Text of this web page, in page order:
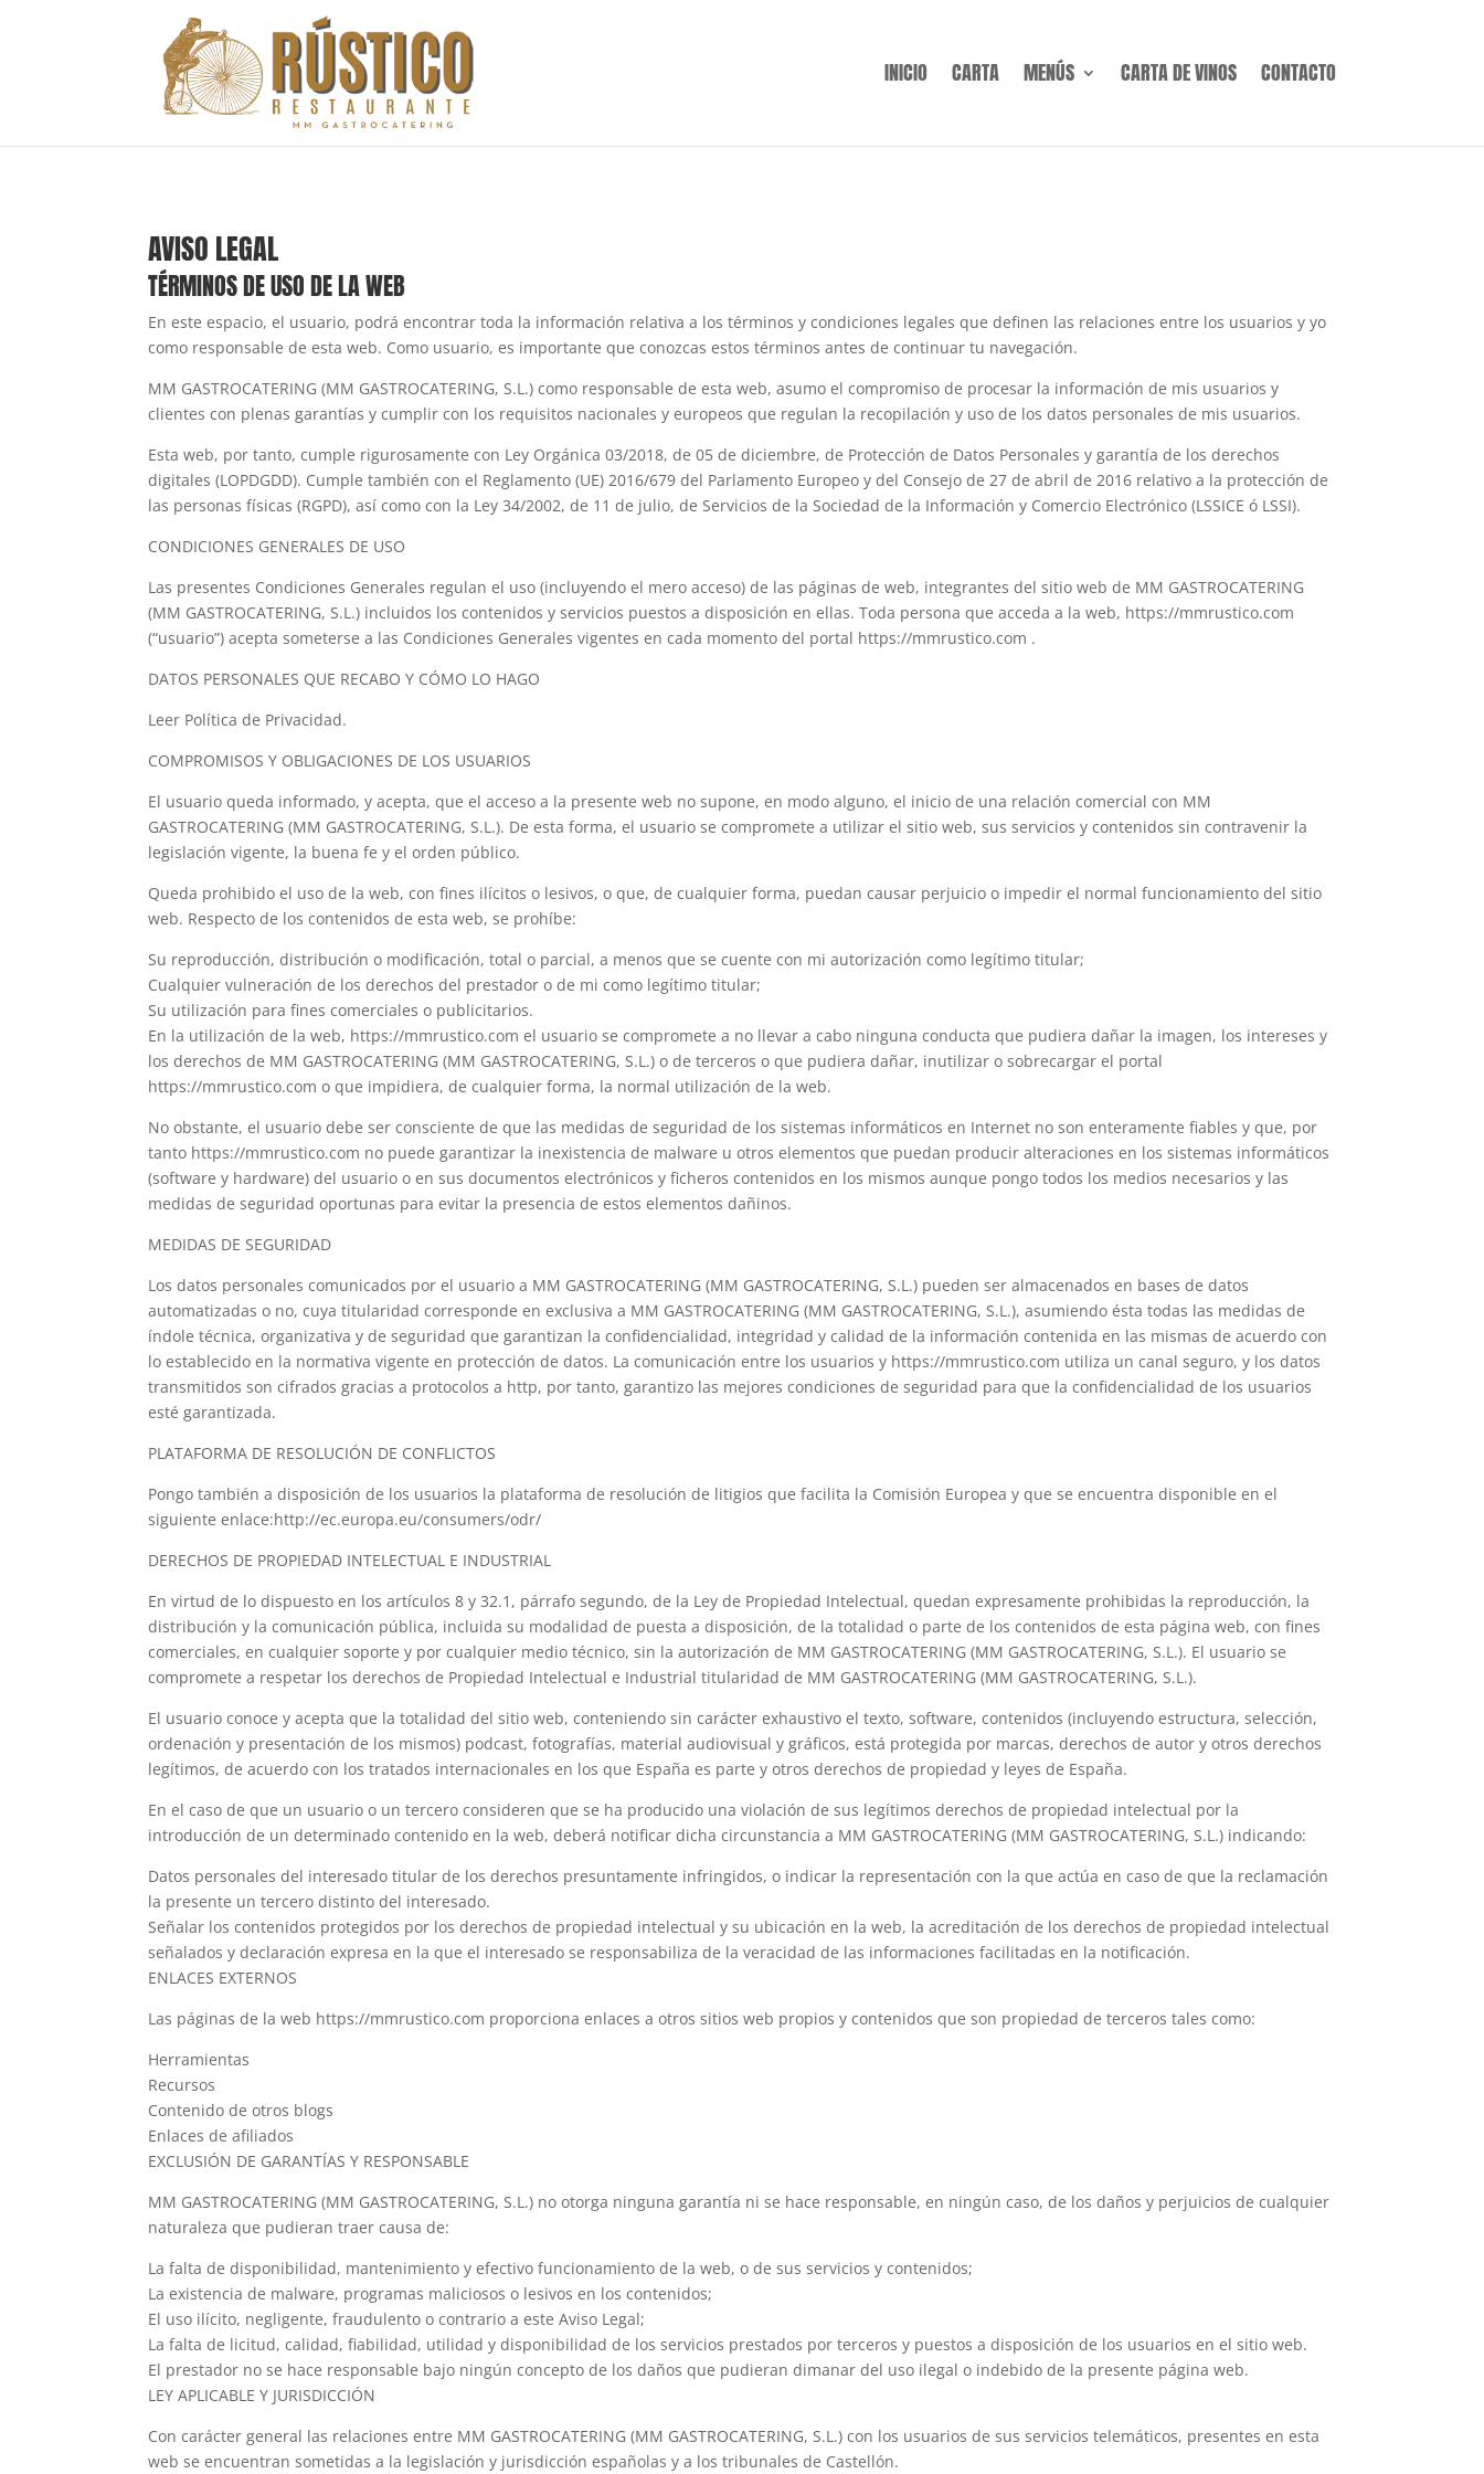
INICIO CARTA MENÚS CARTA DE VINOS CONTACTO
AVISO LEGAL
TÉRMINOS DE USO DE LA WEB
En este espacio, el usuario, podrá encontrar toda la información relativa a los términos y condiciones legales que definen las relaciones entre los usuarios y yo
como responsable de esta web. Como usuario, es importante que conozcas estos términos antes de continuar tu navegación.
MM GASTROCATERING (MM GASTROCATERING, S.L.) como responsable de esta web, asumo el compromiso de procesar la información de mis usuarios y
clientes con plenas garantías y cumplir con los requisitos nacionales y europeos que regulan la recopilación y uso de los datos personales de mis usuarios.
Esta web, por tanto, cumple rigurosamente con Ley Orgánica 03/2018, de 05 de diciembre, de Protección de Datos Personales y garantía de los derechos
digitales (LOPDGDD). Cumple también con el Reglamento (UE) 2016/679 del Parlamento Europeo y del Consejo de 27 de abril de 2016 relativo a la protección de
las personas físicas (RGPD), así como con la Ley 34/2002, de 11 de julio, de Servicios de la Sociedad de la Información y Comercio Electrónico (LSSICE ó LSSI).
CONDICIONES GENERALES DE USO
Las presentes Condiciones Generales regulan el uso (incluyendo el mero acceso) de las páginas de web, integrantes del sitio web de MM GASTROCATERING
(MM GASTROCATERING, S.L.) incluidos los contenidos y servicios puestos a disposición en ellas. Toda persona que acceda a la web, https://mmrustico.com
(“usuario”) acepta someterse a las Condiciones Generales vigentes en cada momento del portal https://mmrustico.com .
DATOS PERSONALES QUE RECABO Y CÓMO LO HAGO
Leer Política de Privacidad.
COMPROMISOS Y OBLIGACIONES DE LOS USUARIOS
El usuario queda informado, y acepta, que el acceso a la presente web no supone, en modo alguno, el inicio de una relación comercial con MM
GASTROCATERING (MM GASTROCATERING, S.L.). De esta forma, el usuario se compromete a utilizar el sitio web, sus servicios y contenidos sin contravenir la
legislación vigente, la buena fe y el orden público.
Queda prohibido el uso de la web, con fines ilícitos o lesivos, o que, de cualquier forma, puedan causar perjuicio o impedir el normal funcionamiento del sitio
web. Respecto de los contenidos de esta web, se prohíbe:
Su reproducción, distribución o modificación, total o parcial, a menos que se cuente con mi autorización como legítimo titular;
Cualquier vulneración de los derechos del prestador o de mi como legítimo titular;
Su utilización para fines comerciales o publicitarios.
En la utilización de la web, https://mmrustico.com el usuario se compromete a no llevar a cabo ninguna conducta que pudiera dañar la imagen, los intereses y
los derechos de MM GASTROCATERING (MM GASTROCATERING, S.L.) o de terceros o que pudiera dañar, inutilizar o sobrecargar el portal
https://mmrustico.com o que impidiera, de cualquier forma, la normal utilización de la web.
No obstante, el usuario debe ser consciente de que las medidas de seguridad de los sistemas informáticos en Internet no son enteramente fiables y que, por
tanto https://mmrustico.com no puede garantizar la inexistencia de malware u otros elementos que puedan producir alteraciones en los sistemas informáticos
(software y hardware) del usuario o en sus documentos electrónicos y ficheros contenidos en los mismos aunque pongo todos los medios necesarios y las
medidas de seguridad oportunas para evitar la presencia de estos elementos dañinos.
MEDIDAS DE SEGURIDAD
Los datos personales comunicados por el usuario a MM GASTROCATERING (MM GASTROCATERING, S.L.) pueden ser almacenados en bases de datos
automatizadas o no, cuya titularidad corresponde en exclusiva a MM GASTROCATERING (MM GASTROCATERING, S.L.), asumiendo ésta todas las medidas de
índole técnica, organizativa y de seguridad que garantizan la confidencialidad, integridad y calidad de la información contenida en las mismas de acuerdo con
lo establecido en la normativa vigente en protección de datos. La comunicación entre los usuarios y https://mmrustico.com utiliza un canal seguro, y los datos
transmitidos son cifrados gracias a protocolos a http, por tanto, garantizo las mejores condiciones de seguridad para que la confidencialidad de los usuarios
esté garantizada.
PLATAFORMA DE RESOLUCIÓN DE CONFLICTOS
Pongo también a disposición de los usuarios la plataforma de resolución de litigios que facilita la Comisión Europea y que se encuentra disponible en el
siguiente enlace:http://ec.europa.eu/consumers/odr/
DERECHOS DE PROPIEDAD INTELECTUAL E INDUSTRIAL
En virtud de lo dispuesto en los artículos 8 y 32.1, párrafo segundo, de la Ley de Propiedad Intelectual, quedan expresamente prohibidas la reproducción, la
distribución y la comunicación pública, incluida su modalidad de puesta a disposición, de la totalidad o parte de los contenidos de esta página web, con fines
comerciales, en cualquier soporte y por cualquier medio técnico, sin la autorización de MM GASTROCATERING (MM GASTROCATERING, S.L.). El usuario se
compromete a respetar los derechos de Propiedad Intelectual e Industrial titularidad de MM GASTROCATERING (MM GASTROCATERING, S.L.).
El usuario conoce y acepta que la totalidad del sitio web, conteniendo sin carácter exhaustivo el texto, software, contenidos (incluyendo estructura, selección,
ordenación y presentación de los mismos) podcast, fotografías, material audiovisual y gráficos, está protegida por marcas, derechos de autor y otros derechos
legítimos, de acuerdo con los tratados internacionales en los que España es parte y otros derechos de propiedad y leyes de España.
En el caso de que un usuario o un tercero consideren que se ha producido una violación de sus legítimos derechos de propiedad intelectual por la
introducción de un determinado contenido en la web, deberá notificar dicha circunstancia a MM GASTROCATERING (MM GASTROCATERING, S.L.) indicando:
Datos personales del interesado titular de los derechos presuntamente infringidos, o indicar la representación con la que actúa en caso de que la reclamación
la presente un tercero distinto del interesado.
Señalar los contenidos protegidos por los derechos de propiedad intelectual y su ubicación en la web, la acreditación de los derechos de propiedad intelectual
señalados y declaración expresa en la que el interesado se responsabiliza de la veracidad de las informaciones facilitadas en la notificación.
ENLACES EXTERNOS
Las páginas de la web https://mmrustico.com proporciona enlaces a otros sitios web propios y contenidos que son propiedad de terceros tales como:
Herramientas
Recursos
Contenido de otros blogs
Enlaces de afiliados
EXCLUSIÓN DE GARANTÍAS Y RESPONSABLE
MM GASTROCATERING (MM GASTROCATERING, S.L.) no otorga ninguna garantía ni se hace responsable, en ningún caso, de los daños y perjuicios de cualquier
naturaleza que pudieran traer causa de:
La falta de disponibilidad, mantenimiento y efectivo funcionamiento de la web, o de sus servicios y contenidos;
La existencia de malware, programas maliciosos o lesivos en los contenidos;
El uso ilícito, negligente, fraudulento o contrario a este Aviso Legal;
La falta de licitud, calidad, fiabilidad, utilidad y disponibilidad de los servicios prestados por terceros y puestos a disposición de los usuarios en el sitio web.
El prestador no se hace responsable bajo ningún concepto de los daños que pudieran dimanar del uso ilegal o indebido de la presente página web.
LEY APLICABLE Y JURISDICCIÓN
Con carácter general las relaciones entre MM GASTROCATERING (MM GASTROCATERING, S.L.) con los usuarios de sus servicios telemáticos, presentes en esta
web se encuentran sometidas a la legislación y jurisdicción españolas y a los tribunales de Castellón.